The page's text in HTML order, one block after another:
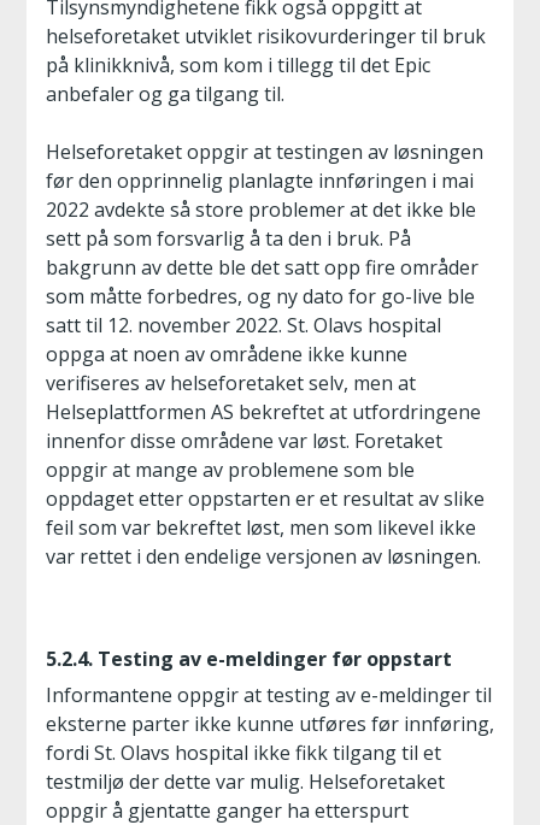
Tilsynsmyndighetene fikk også oppgitt at
helseforetaket utviklet risikovurderinger til bruk
på klinikknivå, som kom i tillegg til det Epic
anbefaler og ga tilgang til.
Helseforetaket oppgir at testingen av løsningen
før den opprinnelig planlagte innføringen i mai
2022 avdekte så store problemer at det ikke ble
sett på som forsvarlig å ta den i bruk. På
bakgrunn av dette ble det satt opp fire områder
som måtte forbedres, og ny dato for go-live ble
satt til 12. november 2022. St. Olavs hospital
oppga at noen av områdene ikke kunne
verifiseres av helseforetaket selv, men at
Helseplattformen AS bekreftet at utfordringene
innenfor disse områdene var løst. Foretaket
oppgir at mange av problemene som ble
oppdaget etter oppstarten er et resultat av slike
feil som var bekreftet løst, men som likevel ikke
var rettet i den endelige versjonen av løsningen.
5.2.4. Testing av e-meldinger før oppstart
Informantene oppgir at testing av e-meldinger til
eksterne parter ikke kunne utføres før innføring,
fordi St. Olavs hospital ikke fikk tilgang til et
testmiljø der dette var mulig. Helseforetaket
oppgir å gjentatte ganger ha etterspurt